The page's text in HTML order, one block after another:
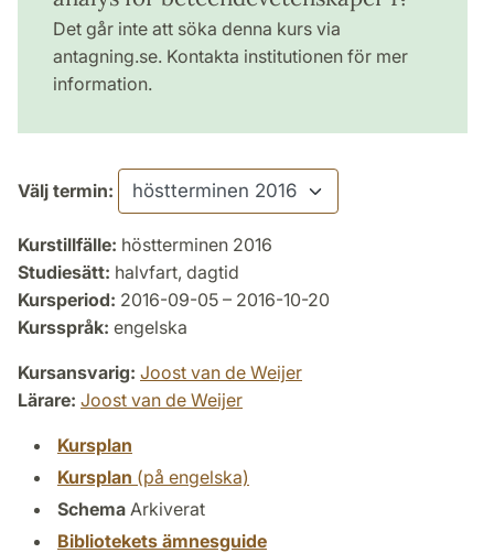
Det går inte att söka denna kurs via
antagning.se. Kontakta institutionen för mer
information.
Välj termin:
Kurstillfälle: höstterminen 2016
Studiesätt: halvfart, dagtid
Kursperiod: 2016-09-05 – 2016-10-20
Kursspråk: engelska
Kursansvarig: Joost van de Weijer
Lärare: Joost van de Weijer
Kursplan
Kursplan (på engelska)
Schema Arkiverat
Bibliotekets ämnesguide